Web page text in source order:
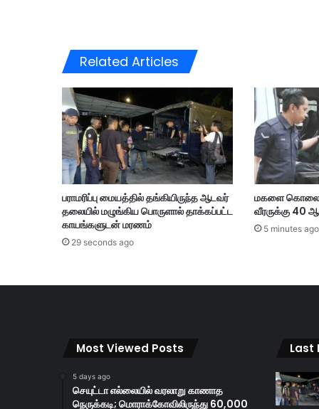
து
வி
மா
ன
ச்
சே
வை
க
ளை
அ
தி
யா
Related Articles
பராமரிப்பு மையத்தில் தங்கியிருந்த ஆடவர்
தலையில் மழுங்கிய பொருளால் தாக்கப்பட்ட
காயங்களுடன் மரணம்
29 seconds ago
மகளை கொலை
வீரருக்கு 40
5 minutes ago
Most Viewed Posts
5 days ago
செயுட்டா எல்லையில் வரலாறு காணாத
நெருக்கடி; மொராக்கோவிலிருந்து 60,000
Last